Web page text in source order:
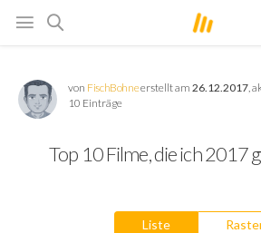
von FischBohneerstellt am26.12.2017 ,
10 Einträge
Top 10 Filme, die ich 2017
Liste